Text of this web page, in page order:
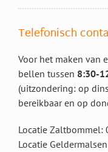
Telefonisch
Voor het maken van
bellen tussen 8:30-
(uitzondering: op
bereikbaar en op
Locatie Zaltbommel:
Locatie